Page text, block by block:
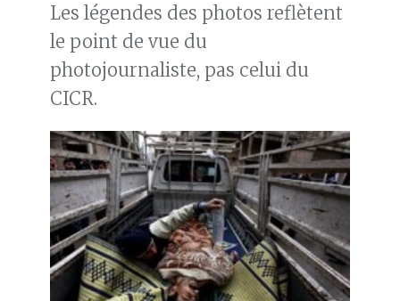
Les légendes des photos reflètent
le point de vue du
photojournaliste, pas celui du
CICR.